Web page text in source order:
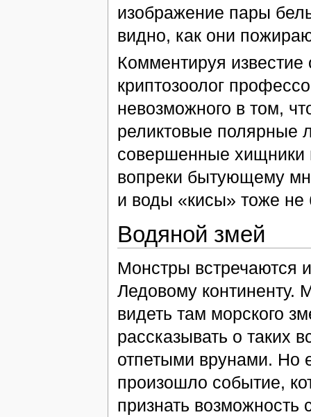
изображение пары
видно, как они
Комментируя
криптозоолог
невозможного в том,
реликтовые полярные
совершенные хищники
вопреки бытующему
и воды «кисы» тоже не
Водяной змей
Монстры встречаются
Ледовому континенту.
видеть там морского
рассказывать о таких
отпетыми врунами. Но
произошло событие,
признать возможность